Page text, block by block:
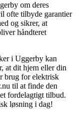
om deres
ofte tilbyde garantier
og sikrer, at
håndteret
i Uggerby kan
at dit hjem eller din
brug for elektrisk
til at finde den
fordelagtigt tilbud.
løsning i dag!